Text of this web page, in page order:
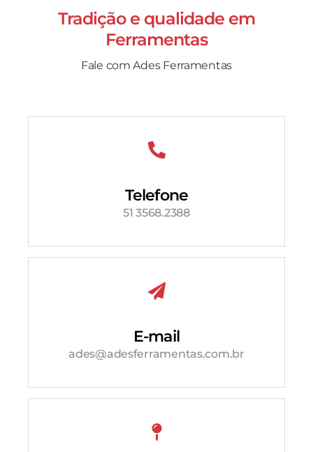
Tradição e qualidade em
Ferramentas
Fale com Ades Ferramentas
Telefone
51 3568.2388
E-mail
ades@adesferramentas.com.br